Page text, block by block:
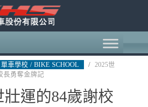
單車學校 / BIKE SCHOOL /
2025世
長勇奪金牌記
壯運的84歲謝校